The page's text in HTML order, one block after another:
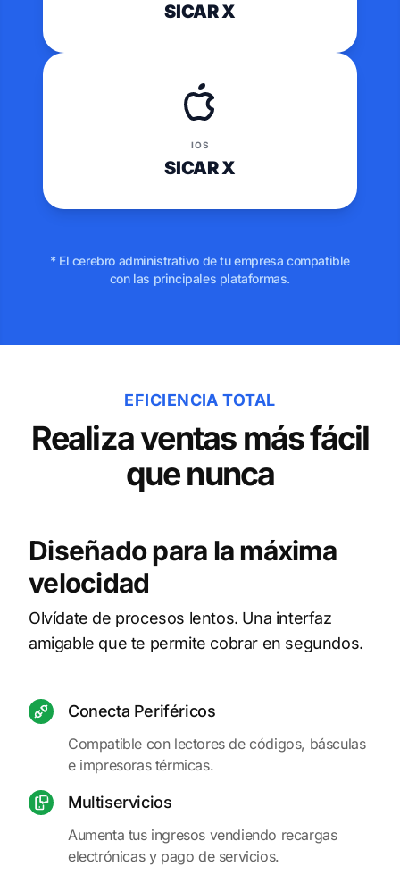
SICAR X
IOS
SICAR X
* El cerebro administrativo de tu empresa compatible
con las principales plataformas.
EFICIENCIA TOTAL
Realiza ventas más fácil
que nunca
Diseñado para la máxima
velocidad
Olvídate de procesos lentos. Una interfaz
amigable que te permite cobrar en segundos.
Conecta Periféricos
Compatible con lectores de códigos, básculas
e impresoras térmicas.
Multiservicios
Aumenta tus ingresos vendiendo recargas
electrónicas y pago de servicios.